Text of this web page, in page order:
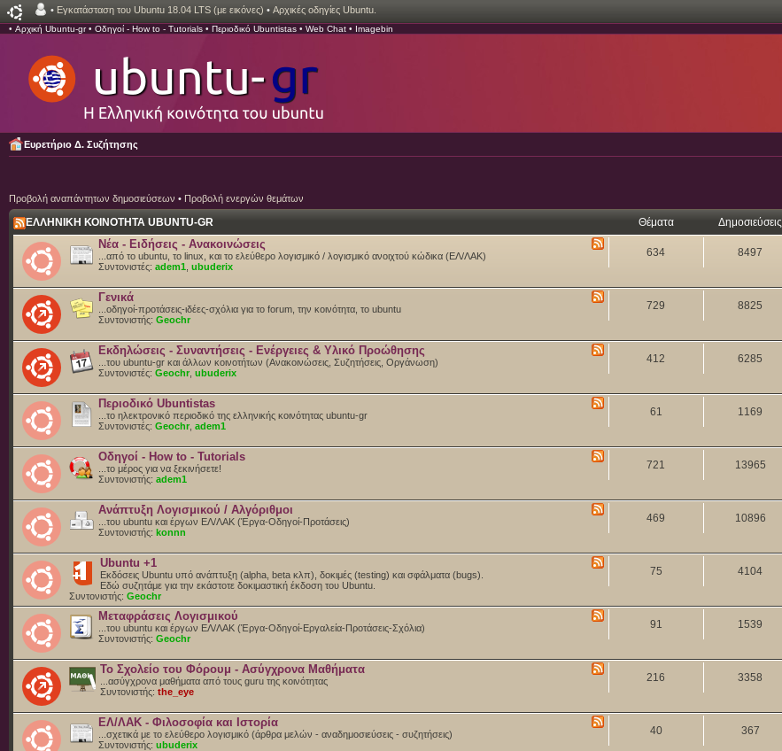
• Εγκατάσταση του Ubuntu 18.04 LTS (με εικόνες) • Αρχικές οδηγίες Ubuntu.
• Αρχική Ubuntu-gr• Οδηγοί - How to - Tutorials • Περιοδικό Ubuntistas • Web Chat • Imagebin
Ευρετήριο Δ. Συζήτησης
Προβολή αναπάντητων δημοσιεύσεων • Προβολή ενεργών θεμάτων
ΕΛΛΗΝΙΚΗ ΚΟΙΝΟΤΗΤΑ UBUNTU-GR Θέματα Δημοσιεύσεις
Νέα - Ειδήσεις - Ανακοινώσεις
...από το ubuntu, το linux, και το ελεύθερο λογισμικό / λογισμικό ανοιχτού κώδικα (ΕΛ/ΛΑΚ)
Συντονιστές: adem1 ubuderix
634 8497
Γενικά
...οδηγοί-προτάσεις-ιδέες-σχόλια για το forum, την κοινότητα, το ubuntu
Συντονιστής: Geochr
729 8825
Εκδηλώσεις - Συναντήσεις - Ενέργειες & Υλικό Προώθησης
...του ubuntu-gr και άλλων κοινοτήτων (Ανακοινώσεις, Συζητήσεις, Οργάνωση)
Συντονιστές: Geochr ubuderix
412 6285
Περιοδικό Ubuntistas
...το ηλεκτρονικό περιοδικό της ελληνικής κοινότητας ubuntu-gr
Συντονιστές: Geochr adem1
61 1169
Οδηγοί - How to - Tutorials
...το μέρος για να ξεκινήσετε!
Συντονιστής: adem1
721 13965
Ανάπτυξη Λογισμικού / Αλγόριθμοι
...του ubuntu και έργων ΕΛ/ΛΑΚ (Έργα-Οδηγοί-Προτάσεις)
Συντονιστής: konnn
469 10896
Ubuntu +1
Εκδόσεις Ubuntu υπό ανάπτυξη (alpha, beta κλπ), δοκιμές (testing) και σφάλματα (bugs).
Eδώ συζητάμε για την εκάστοτε δοκιμαστική έκδοση του Ubuntu.
Συντονιστής: Geochr
75 4104
Μεταφράσεις Λογισμικού
...του ubuntu και έργων ΕΛ/ΛΑΚ (Έργα-Οδηγοί-Εργαλεία-Προτάσεις-Σχόλια)
Συντονιστής: Geochr
91 1539
Το Σχολείο του Φόρουμ - Ασύγχρονα Μαθήματα
...ασύγχρονα μαθήματα από τους guru της κοινότητας
Συντονιστής: the_eye
216 3358
ΕΛ/ΛΑΚ - Φιλοσοφία και Ιστορία
...σχετικά με το ελεύθερο λογισμικό (άρθρα μελών - αναδημοσιεύσεις - συζητήσεις)
Συντονιστής: ubuderix
40 367